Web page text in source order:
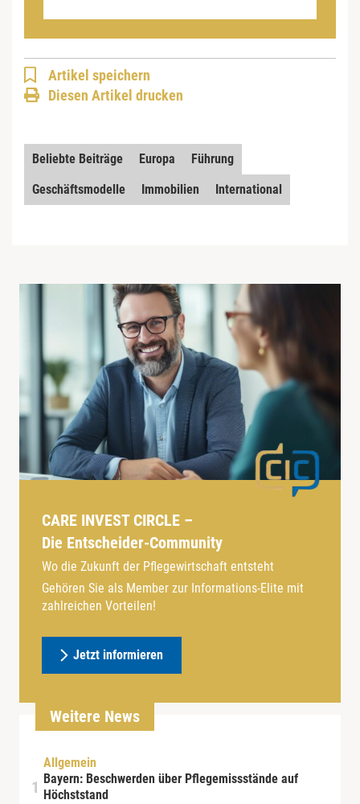
Artikel speichern
Diesen Artikel drucken
Beliebte Beiträge Europa
Führung
Geschäftsmodelle
Immobilien International
CARE INVEST CIRCLE –
Die Entscheider-Community
Wo die Zukunft der Pflegewirtschaft entsteht
Gehören Sie als Member zur Informations-Elite mit
zahlreichen Vorteilen!
Jetzt informieren
Weitere News
Allgemein
Bayern: Beschwerden über Pflegemissstände auf
Höchststand